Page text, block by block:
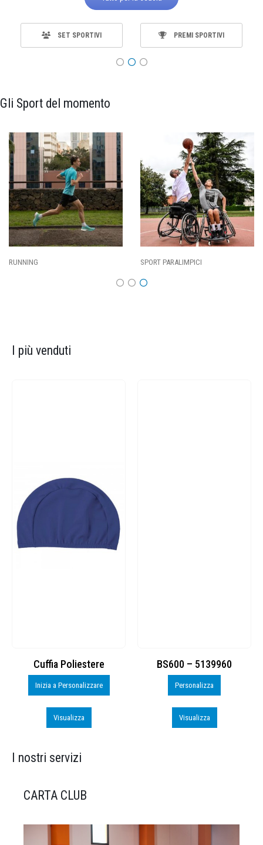
SET SPORTIVI PREMI SPORTIVI
Gli Sport del momento
RUNNING SPORT PARALIMPICI
I più venduti
Cuffia Poliestere
Inizia a Personalizzare
Visualizza
BS600 – 5139960
Personalizza
Visualizza
I nostri servizi
CARTA CLUB